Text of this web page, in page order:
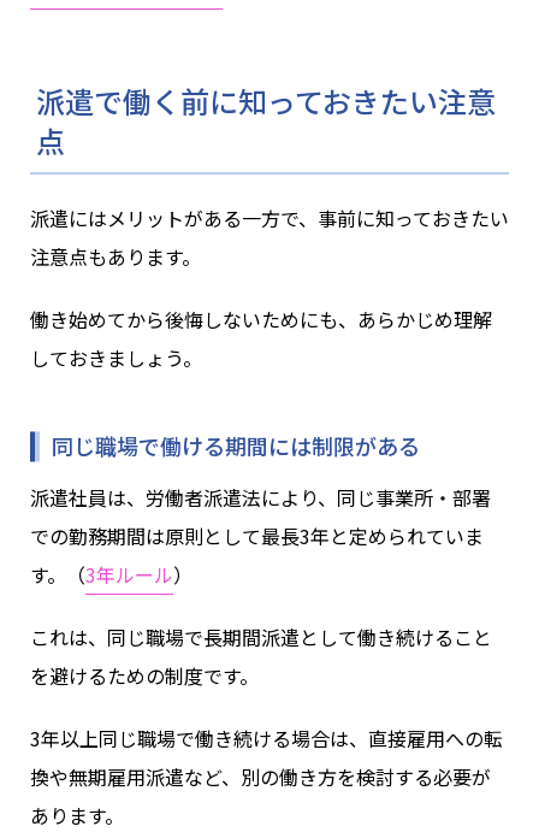
派遣で働く前に知っておきたい注意
点
派遣にはメリットがある一方で、事前に知っておきたい
注意点もあります。
働き始めてから後悔しないためにも、あらかじめ理解
しておきましょう。
同じ職場で働ける期間には制限がある
派遣社員は、労働者派遣法により、同じ事業所・部署
での勤務期間は原則として最長3年と定められていま
す。（3年ルール）
これは、同じ職場で長期間派遣として働き続けること
を避けるための制度です。
3年以上同じ職場で働き続ける場合は、直接雇用への転
換や無期雇用派遣など、別の働き方を検討する必要が
あります。